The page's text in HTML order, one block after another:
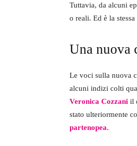
Tuttavia, da alcuni
o reali. Ed è la
Una nuova
Le voci sulla nuova
alcuni indizi colti
Veronica Cozzani il
stato ulteriormente
partenopea.